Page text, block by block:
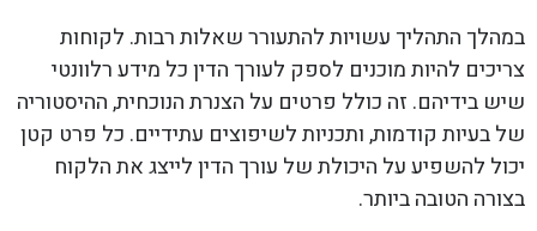
במהלך התהליך עשויות להתעורר שאלות רבות. לקוחות
צריכים להיות מוכנים לספק לעורך הדין כל מידע רלוונטי
שיש בידיהם. זה כולל פרטים על הצנרת הנוכחית, ההיסטוריה
של בעיות קודמות, ותכניות לשיפוצים עתידיים. כל פרט קטן
יכול להשפיע על היכולת של עורך הדין לייצג את הלקוח
בצורה הטובה ביותר.